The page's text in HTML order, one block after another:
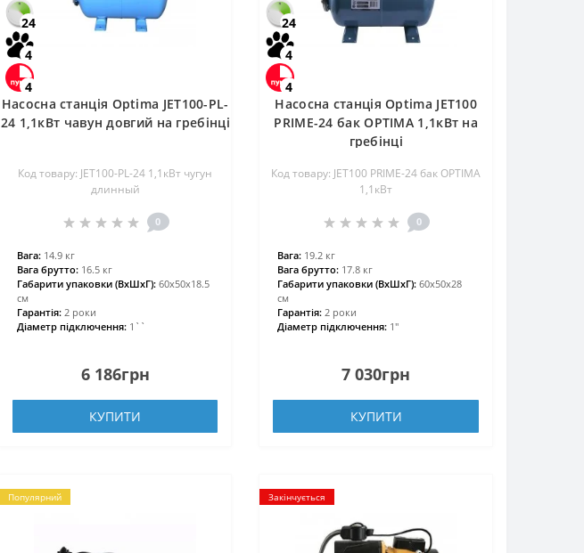
24
4
4
Насосна станція Optima JET100-PL-
24 1,1кВт чавун довгий на гребінці
Код товару: JET100-PL-24 1,1кВт чугун
длинный
0
Вага: 14.9 кг
Вага брутто: 16.5 кг
Габарити упаковки (ВхШхГ): 60х50х18.5
см
Гарантія: 2 роки
Діаметр підключення: 1``
6 186грн
КУПИТИ
24
4
4
Насосна станція Optima JET100
PRIME-24 бак OPTIMA 1,1кВт на
гребінці
Код товару: JET100 PRIME-24 бак OPTIMA
1,1кВт
0
Вага: 19.2 кг
Вага брутто: 17.8 кг
Габарити упаковки (ВхШхГ): 60х50х28
см
Гарантія: 2 роки
Діаметр підключення: 1″
7 030грн
КУПИТИ
Популярний Закінчується